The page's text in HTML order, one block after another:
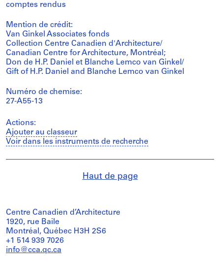
comptes rendus
Mention de crédit:
Van Ginkel Associates fonds
Collection Centre Canadien d'Architecture/
Canadian Centre for Architecture, Montréal;
Don de H.P. Daniel et Blanche Lemco van Ginkel/
Gift of H.P. Daniel and Blanche Lemco van Ginkel
Numéro de chemise:
27-A55-13
Actions:
Ajouter au classeur
Voir dans les instruments de recherche
Haut de page
Centre Canadien d’Architecture
1920, rue Baile
Montréal, Québec H3H 2S6
+1 514 939 7026
info@cca.qc.ca